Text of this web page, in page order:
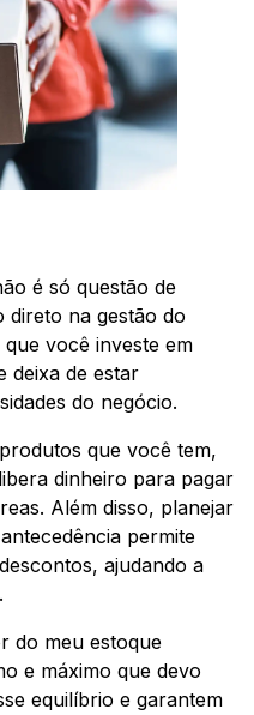
é só questão de
direto na gestão do
você investe em
deixa de estar
do negócio.
que você tem,
dinheiro para pagar
Além disso, planejar
permite
ajudando a
do meu estoque
e máximo que devo
equilíbrio e garantem